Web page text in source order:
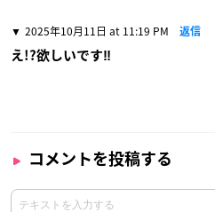
2025年10月11日 at 11:19 PM 返信
え!?欲しいです‼️
コメントを投稿する